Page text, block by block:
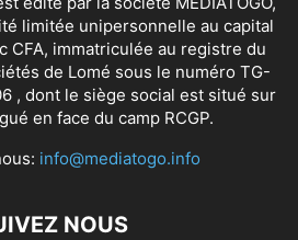
limitée unipersonnelle au capital
CFA, immatriculée au registre du
de Lomé sous le numéro TG-
, dont le siège social est situé sur
en face du camp RCGP.
info@mediatogo.info
NOUS